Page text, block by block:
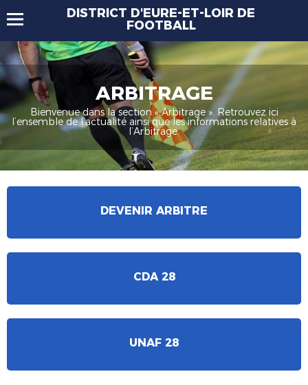
DISTRICT D'EURE-ET-LOIR DE
FOOTBALL
ARBITRAGE
Bienvenue dans la section « Arbitrage ». Retrouvez ici
l’ensemble de l’actualité ainsi que les informations relatives à
l’Arbitrage.
DEVENIR ARBITRE
CDA 28
UNAF 28